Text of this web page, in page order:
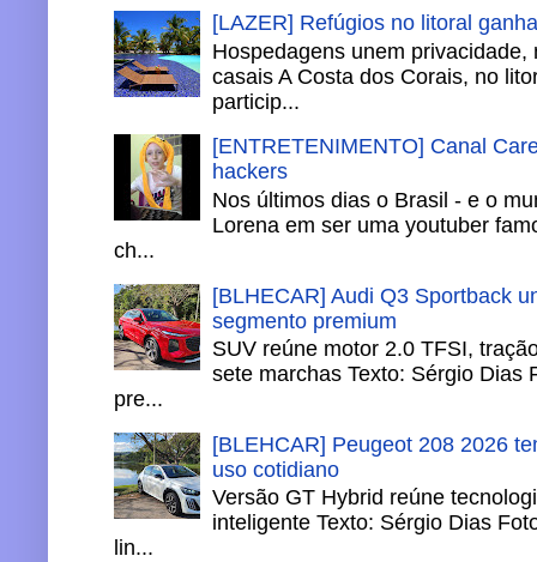
[LAZER] Refúgios no litoral
Hospedagens unem
casais A Costa dos Corais, no
particip...
[ENTRETENIMENTO] Canal
hackers
Nos últimos dias o Brasil - e o
Lorena em ser uma youtuber
ch...
[BLHECAR] Audi Q3 Sportback
segmento premium
SUV reúne motor 2.0 TFSI,
sete marchas Texto: Sérgio Dias
pre...
[BLEHCAR] Peugeot 208 2026
uso cotidiano
Versão GT Hybrid reúne
inteligente Texto: Sérgio Dias
lin...